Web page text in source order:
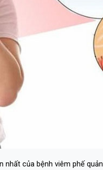
nhất của bệnh viêm phế quản